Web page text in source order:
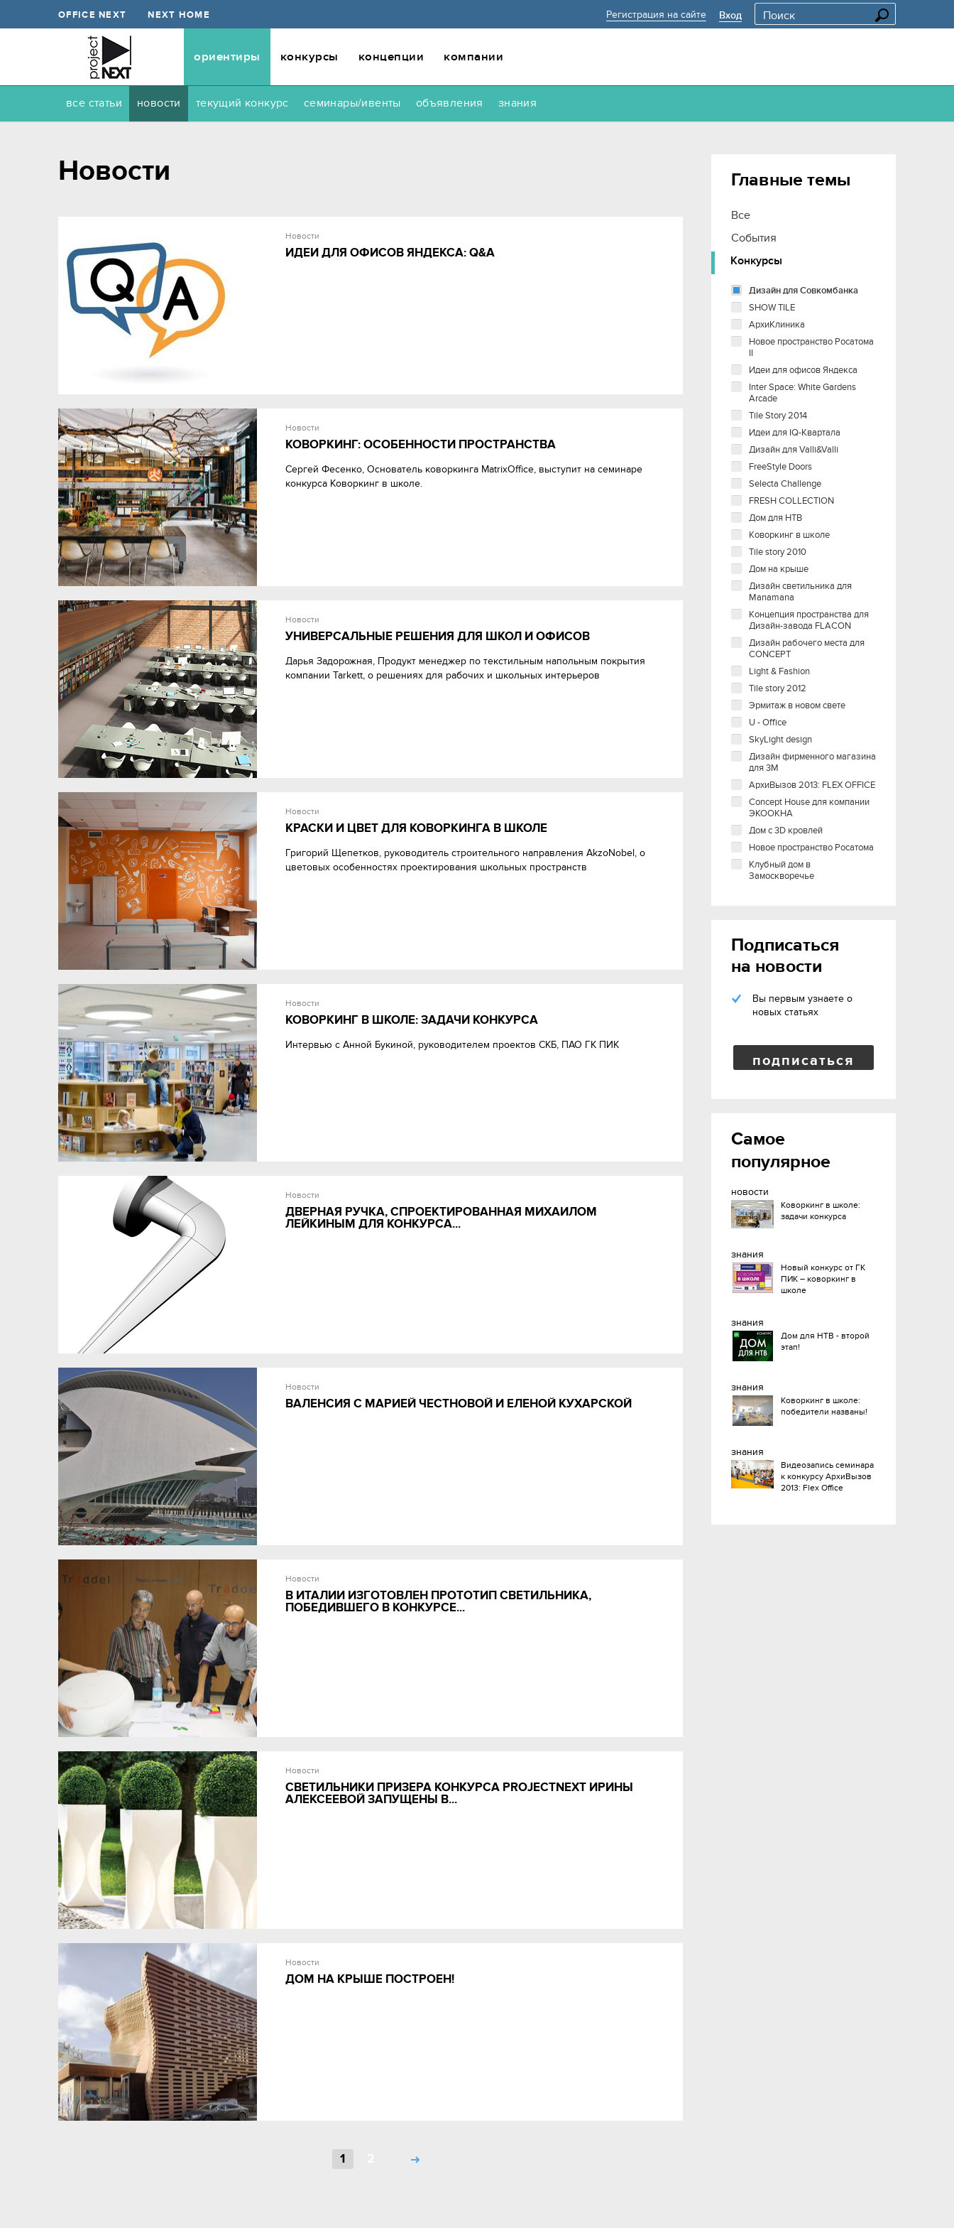
OFFICE NEXT NEXT HOME Регистрация на сайте Вход
ориентиры конкурсы концепции компании
все статьи новости текущий конкурс семинары/ивенты объявления знания
Новости
Новости
ИДЕИ ДЛЯ ОФИСОВ ЯНДЕКСА: Q&A
Новости
КОВОРКИНГ: ОСОБЕННОСТИ ПРОСТРАНСТВА
Cергей Фесенко, Основатель коворкинга MatrixOffice, выступит на семинаре
конкурса Коворкинг в школе.
Новости
УНИВЕРСАЛЬНЫЕ РЕШЕНИЯ ДЛЯ ШКОЛ И ОФИСОВ
Дарья Задорожная, Продукт менеджер по текстильным напольным покрытия
компании Tarkett, о решениях для рабочих и школьных интерьеров
Новости
КРАСКИ И ЦВЕТ ДЛЯ КОВОРКИНГА В ШКОЛЕ
Григорий Щепетков, руководитель строительного направления AkzoNobel, о
цветовых особенностях проектирования школьных пространств
Новости
КОВОРКИНГ В ШКОЛЕ: ЗАДАЧИ КОНКУРСА
Интервью с Анной Букиной, руководителем проектов СКБ, ПАО ГК ПИК
Новости
ДВЕРНАЯ РУЧКА, СПРОЕКТИРОВАННАЯ МИХАИЛОМ
ЛЕЙКИНЫМ ДЛЯ КОНКУРСА...
Новости
ВАЛЕНСИЯ С МАРИЕЙ ЧЕСТНОВОЙ И ЕЛЕНОЙ КУХАРСКОЙ
Новости
В ИТАЛИИ ИЗГОТОВЛЕН ПРОТОТИП СВЕТИЛЬНИКА,
ПОБЕДИВШЕГО В КОНКУРСЕ...
Новости
СВЕТИЛЬНИКИ ПРИЗЕРА КОНКУРСА PROJECTNEXT ИРИНЫ
АЛЕКСЕЕВОЙ ЗАПУЩЕНЫ В...
Новости
ДОМ НА КРЫШЕ ПОСТРОЕН!
1
Главные темы
Все
События
Конкурсы
Дизайн для Совкомбанка
SHOW TILE
АрхиКлиника
Новое пространство Росатома
II
Идеи для офисов Яндекса
Inter Space: White Gardens
Arcade
Tile Story 2014
Идеи для IQ-Квартала
Дизайн для Valli&Valli
FreeStyle Doors
Selecta Challenge
FRESH COLLECTION
Дом для НТВ
Коворкинг в школе
Tile story 2010
Дом на крыше
Дизайн светильника для
Manаmana
Концепция пространства для
Дизайн-завода FLACON
Дизайн рабочего места для
CONСEPT
Light & Fashion
Tile story 2012
Эрмитаж в новом свете
U - Office
SkyLight design
Дизайн фирменного магазина
для 3М
АрхиВызов 2013: FLEX OFFICE
Concept House для компании
ЭКООКНА
Дом с 3D кровлей
Новое пространство Росатома
Клубный дом в
Замоскворечье
Подписаться
на новости
Вы первым узнаете о
новых статьях
подписаться
Самое
популярное
новости
Коворкинг в школе:
задачи конкурса
знания
Новый конкурс от ГК
ПИК – коворкинг в
школе
знания
Дом для НТВ - второй
этап!
знания
Коворкинг в школе:
победители названы!
знания
Видеозапись семинара
к конкурсу АрхиВызов
2013: Flex Office